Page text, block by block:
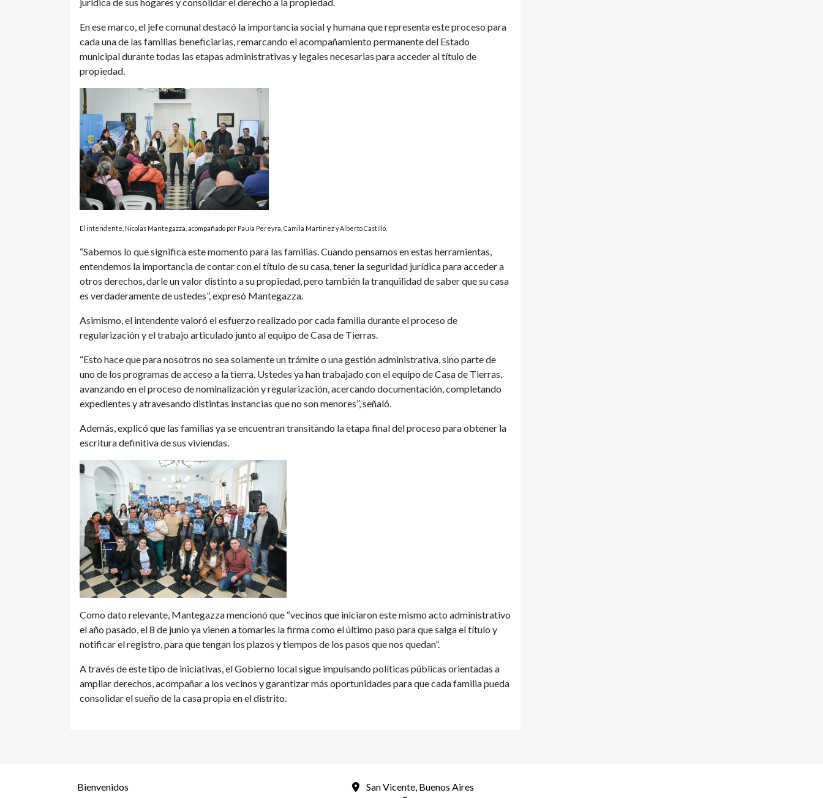
En ese marco, el jefe comunal destacó la importancia social y humana que representa este proceso para
cada una de las familias beneficiarias, remarcando el acompañamiento permanente del Estado
municipal durante todas las etapas administrativas y legales necesarias para acceder al título de
propiedad.
El intendente, Nicolas Mantegazza, acompañado por Paula Pereyra, Camila Martinez y Alberto Castillo.
“Sabemos lo que significa este momento para las familias. Cuando pensamos en estas herramientas,
entendemos la importancia de contar con el título de su casa, tener la seguridad jurídica para acceder a
otros derechos, darle un valor distinto a su propiedad, pero también la tranquilidad de saber que su casa
es verdaderamente de ustedes”, expresó Mantegazza.
Asimismo, el intendente valoró el esfuerzo realizado por cada familia durante el proceso de
regularización y el trabajo articulado junto al equipo de Casa de Tierras.
“Esto hace que para nosotros no sea solamente un trámite o una gestión administrativa, sino parte de
uno de los programas de acceso a la tierra. Ustedes ya han trabajado con el equipo de Casa de Tierras,
avanzando en el proceso de nominalización y regularización, acercando documentación, completando
expedientes y atravesando distintas instancias que no son menores”, señaló.
Además, explicó que las familias ya se encuentran transitando la etapa final del proceso para obtener la
escritura definitiva de sus viviendas.
Como dato relevante, Mantegazza mencionó que “vecinos que iniciaron este mismo acto administrativo
el año pasado, el 8 de junio ya vienen a tomarles la firma como el último paso para que salga el título y
notificar el registro, para que tengan los plazos y tiempos de los pasos que nos quedan”.
A través de este tipo de iniciativas, el Gobierno local sigue impulsando políticas públicas orientadas a
ampliar derechos, acompañar a los vecinos y garantizar más oportunidades para que cada familia pueda
consolidar el sueño de la casa propia en el distrito.
Bienvenidos
San Vicente, Buenos Aires